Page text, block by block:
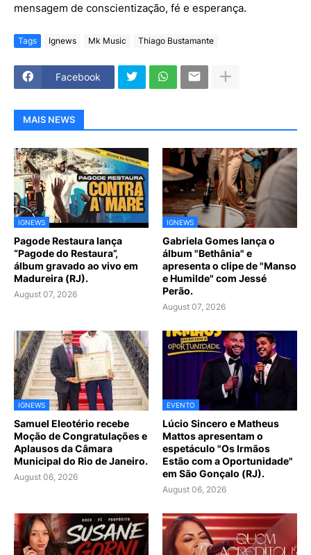
mensagem de conscientização, fé e esperança.
Tags Ignews Mk Music Thiago Bustamante
Facebook
MAIS NEWS
IGNEWS
Pagode Restaura lança
“Pagode do Restaura”,
álbum gravado ao vivo em
Madureira (RJ).
August 07, 2026
IGNEWS
Gabriela Gomes lança o
álbum "Bethânia" e
apresenta o clipe de "Manso
e Humilde" com Jessé
Perão.
August 07, 2026
IGNEWS
Samuel Eleotério recebe
Moção de Congratulações e
Aplausos da Câmara
Municipal do Rio de Janeiro.
August 06, 2026
EVENTO
Lúcio Sincero e Matheus
Mattos apresentam o
espetáculo "Os Irmãos
Estão com a Oportunidade"
em São Gonçalo (RJ).
August 06, 2026